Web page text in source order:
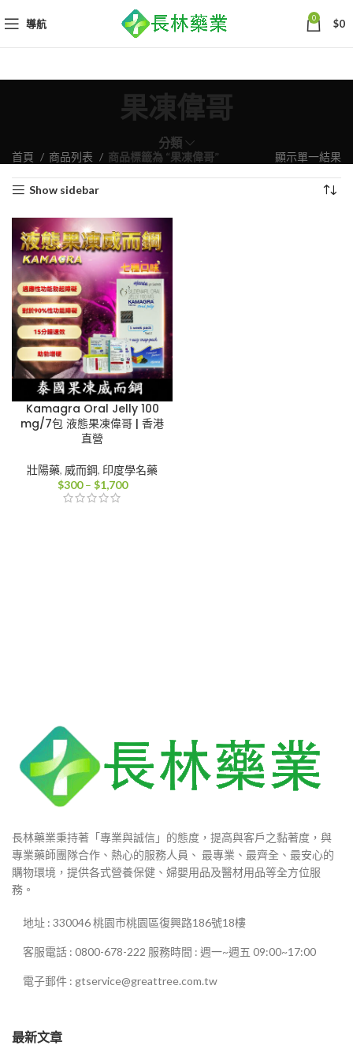
導航 0 $0
果凍偉哥
分類
首頁 商品列表 商品標籤為 “果凍偉哥” 顯示單一結果
Show sidebar
Kamagra Oral Jelly 100
mg/7包 液態果凍偉哥 | 香港
直營
壯陽藥, 威而鋼, 印度學名藥
$300 – $1,700價
長林藥業秉持著「專業與誠信」的態度，提高與客戶之黏著度，與
專業藥師團隊合作、熱心的服務人員、 最專業、最齊全、最安心的
購物環境，提供各式營養保健、婦嬰用品及醫材用品等全方位服
務。
地址 : 330046 桃園市桃園區復興路186號18樓
客服電話 : 0800-678-222 服務時間 : 週一~週五 09:00~17:00
電子郵件 : gtservice@greattree.com.tw
最新文章